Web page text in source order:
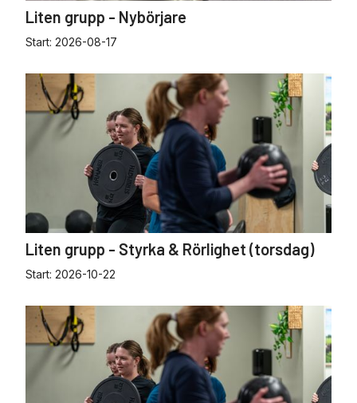
Liten grupp - Nybörjare
Start: 2026-08-17
Liten grupp - Styrka & Rörlighet (torsdag)
Start: 2026-10-22